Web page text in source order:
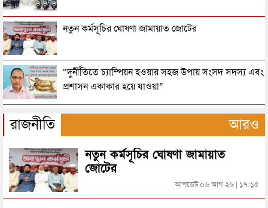
সিলেটে ৭৫ বস্তা ভারতীয় জিরা আটক
সিলেটে জিনের ভয় দেখিয়ে কিশোরকে বলাৎকার, অতঃপর..
অবৈধ জুয়া খেলায় জৈন্তাপুরে ধরা পড়ল ৪ জন
সিলেটে নিষিদ্ধ ছাত্রলীগের মিছিল, গ্রেপ্তার ২
জৈন্তাপুর সীমান্তে অনুপ্রবেশকালে দালালসহ আটক ১৩
নতুন কর্মসূচির ঘোষণা জামায়াত জোটের
“দুর্নীতিতে চ্যাম্পিয়ন হওয়ার সহজ উপায় সংসদ সদস্য এবং
প্রশাসন একাকার হয়ে যাওয়া”
রাষ্ট্রপতি নির্বাচনের তারিখ ঘোষণা
সিলেটে ফাহিমা ধর্ষণচেষ্টা ও হত্যা মামলায় জাকিরের
মৃত্যুদণ্ড
রাজনীতি আরও
নতুন কর্মসূচির ঘোষণা জামায়াত
জোটের
আপডেট ০৬ আগ ২৬ | ১৭:১৫